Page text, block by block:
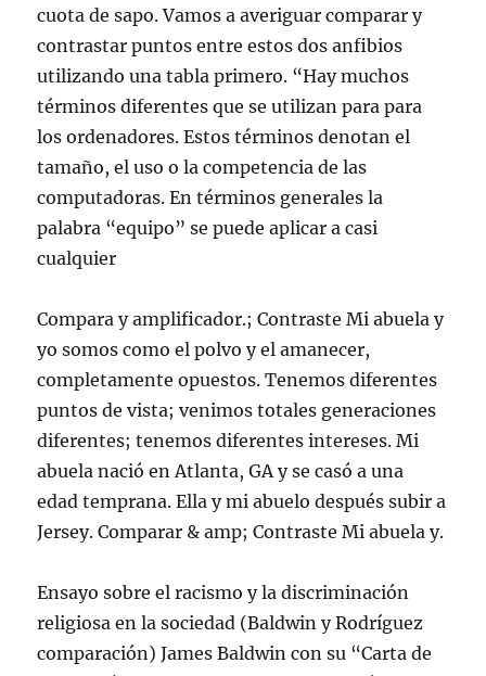
cuota de sapo. Vamos a averiguar comparar y
contrastar puntos entre estos dos anfibios
utilizando una tabla primero. “Hay muchos
términos diferentes que se utilizan para para
los ordenadores. Estos términos denotan el
tamaño, el uso o la competencia de las
computadoras. En términos generales la
palabra “equipo” se puede aplicar a casi
cualquier
Compara y amplificador.; Contraste Mi abuela y
yo somos como el polvo y el amanecer,
completamente opuestos. Tenemos diferentes
puntos de vista; venimos totales generaciones
diferentes; tenemos diferentes intereses. Mi
abuela nació en Atlanta, GA y se casó a una
edad temprana. Ella y mi abuelo después subir a
Jersey. Comparar & amp; Contraste Mi abuela y.
Ensayo sobre el racismo y la discriminación
religiosa en la sociedad (Baldwin y Rodríguez
comparación) James Baldwin con su “Carta de